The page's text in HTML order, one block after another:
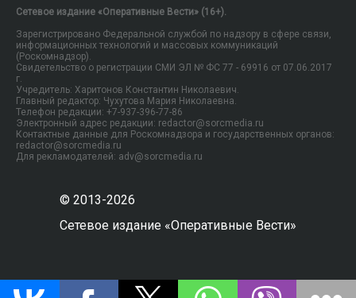
Сетевое издание «Оперативные Вести» (16+).
Зарегистрировано Федеральной службой по надзору в сфере связи,
информационных технологий и массовых коммуникаций
(Роскомнадзор).
Свидетельство о регистрации СМИ ЭЛ № ФС 77 - 69916 от 07.06.2017
г.
Учредитель: Харитонов Константин Николаевич.
Главный редактор: Чухутова Мария Николаевна.
Телефон редакции: +7-937-396-77-86
Электронный адрес редакции: redactor@sorcmedia.ru
Контактные данные для Роскомнадзора и государственных органов:
redactor@sorcmedia.ru
Для рекламодателей: adv@sorcmedia.ru
© 2013-2026
Сетевое издание «Оперативные Вести»